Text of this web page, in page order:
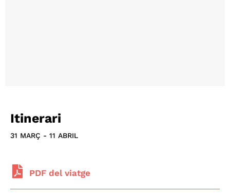
Itinerari
31 MARÇ - 11 ABRIL
PDF del viatge